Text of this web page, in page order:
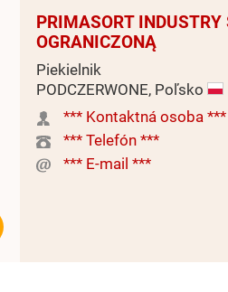
PRIMASORT INDUSTRY
OGRANICZONĄ
Piekielnik
PODCZERWONE, Poľsko
*** Kontaktná osoba ***
*** Telefón ***
*** E-mail ***